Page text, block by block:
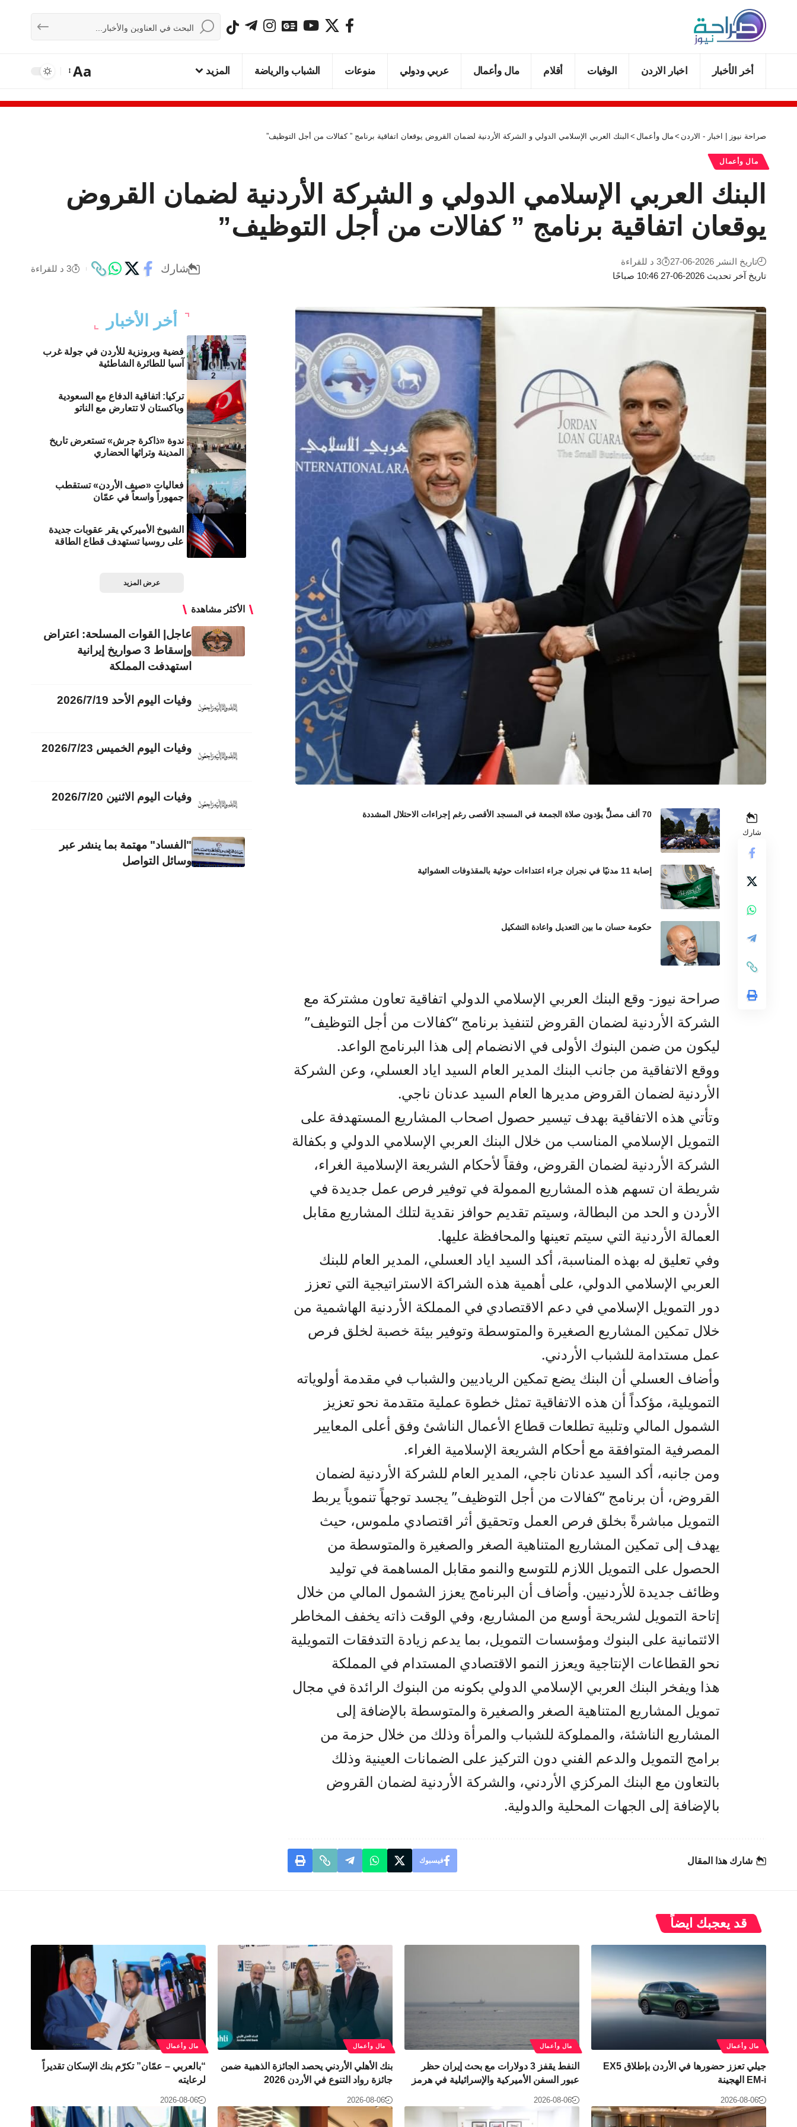
أخر الأخبار اخبار الاردن الوفيات أقلام مال وأعمال عربي ودولي منوعات الشباب والرياضة المزيد Aa
صراحة نيوز | اخبار - الاردن > مال وأعمال > البنك العربي الإسلامي الدولي و الشركة الأردنية لضمان القروض يوقعان اتفاقية برنامج ” كفالات من أجل التوظيف”
مال وأعمال
البنك العربي الإسلامي الدولي و الشركة الأردنية لضمان القروض
يوقعان اتفاقية برنامج ” كفالات من أجل التوظيف”
تاريخ آخر تحديث 2026-06-27 10:46 صباحًا
تاريخ النشر 2026-06-27 3 د للقراءة
شارك 3 د للقراءة
شارك
70 ألف مصلٍّ يؤدون صلاة الجمعة في المسجد الأقصى رغم إجراءات الاحتلال المشددة
إصابة 11 مدنيًا في نجران جراء اعتداءات حوثية بالمقذوفات العشوائية
حكومة حسان ما بين التعديل واعادة التشكيل
صراحة نيوز- وقع البنك العربي الإسلامي الدولي اتفاقية تعاون مشتركة مع
الشركة الأردنية لضمان القروض لتنفيذ برنامج “كفالات من أجل التوظيف”
ليكون من ضمن البنوك الأولى في الانضمام إلى هذا البرنامج الواعد.
ووقع الاتفاقية من جانب البنك المدير العام السيد اياد العسلي، وعن الشركة
الأردنية لضمان القروض مديرها العام السيد عدنان ناجي.
وتأتي هذه الاتفاقية بهدف تيسير حصول اصحاب المشاريع المستهدفة على
التمويل الإسلامي المناسب من خلال البنك العربي الإسلامي الدولي و بكفالة
الشركة الأردنية لضمان القروض، وفقاً لأحكام الشريعة الإسلامية الغراء،
شريطة ان تسهم هذه المشاريع الممولة في توفير فرص عمل جديدة في
الأردن و الحد من البطالة، وسيتم تقديم حوافز نقدية لتلك المشاريع مقابل
العمالة الأردنية التي سيتم تعينها والمحافظة عليها.
وفي تعليق له بهذه المناسبة، أكد السيد اياد العسلي، المدير العام للبنك
العربي الإسلامي الدولي، على أهمية هذه الشراكة الاستراتيجية التي تعزز
دور التمويل الإسلامي في دعم الاقتصادي في المملكة الأردنية الهاشمية من
خلال تمكين المشاريع الصغيرة والمتوسطة وتوفير بيئة خصبة لخلق فرص
عمل مستدامة للشباب الأردني.
وأضاف العسلي أن البنك يضع تمكين الرياديين والشباب في مقدمة أولوياته
التمويلية، مؤكداً أن هذه الاتفاقية تمثل خطوة عملية متقدمة نحو تعزيز
الشمول المالي وتلبية تطلعات قطاع الأعمال الناشئ وفق أعلى المعايير
المصرفية المتوافقة مع أحكام الشريعة الإسلامية الغراء.
ومن جانبه، أكد السيد عدنان ناجي، المدير العام للشركة الأردنية لضمان
القروض، أن برنامج “كفالات من أجل التوظيف” يجسد توجهاً تنموياً يربط
التمويل مباشرةً بخلق فرص العمل وتحقيق أثر اقتصادي ملموس، حيث
يهدف إلى تمكين المشاريع المتناهية الصغر والصغيرة والمتوسطة من
الحصول على التمويل اللازم للتوسع والنمو مقابل المساهمة في توليد
وظائف جديدة للأردنيين. وأضاف أن البرنامج يعزز الشمول المالي من خلال
إتاحة التمويل لشريحة أوسع من المشاريع، وفي الوقت ذاته يخفف المخاطر
الائتمانية على البنوك ومؤسسات التمويل، بما يدعم زيادة التدفقات التمويلية
نحو القطاعات الإنتاجية ويعزز النمو الاقتصادي المستدام في المملكة
هذا ويفخر البنك العربي الإسلامي الدولي بكونه من البنوك الرائدة في مجال
تمويل المشاريع المتناهية الصغر والصغيرة والمتوسطة بالإضافة إلى
المشاريع الناشئة، والمملوكة للشباب والمرأة وذلك من خلال حزمة من
برامج التمويل والدعم الفني دون التركيز على الضمانات العينية وذلك
بالتعاون مع البنك المركزي الأردني، والشركة الأردنية لضمان القروض
بالإضافة إلى الجهات المحلية والدولية.
شارك هذا المقال فيسبوك
أخر الأخبار
فضية وبرونزية للأردن في جولة غرب
آسيا للطائرة الشاطئية
تركيا: اتفاقية الدفاع مع السعودية
وباكستان لا تتعارض مع الناتو
ندوة «ذاكرة جرش» تستعرض تاريخ
المدينة وتراثها الحضاري
فعاليات «صيف الأردن» تستقطب
جمهوراً واسعاً في عمّان
الشيوخ الأميركي يقر عقوبات جديدة
على روسيا تستهدف قطاع الطاقة
عرض المزيد
الأكثر مشاهدة
عاجل| القوات المسلحة: اعتراض
وإسقاط 3 صواريخ إيرانية
استهدفت المملكة
وفيات اليوم الأحد 2026/7/19
وفيات اليوم الخميس 2026/7/23
وفيات اليوم الاثنين 2026/7/20
"الفساد" مهتمة بما ينشر عبر
وسائل التواصل
قد يعجبك ايضاً
مال وأعمال
جيلي تعزز حضورها في الأردن بإطلاق EX5
EM-i الهجينة
2026-08-06
مال وأعمال
النفط يقفز 3 دولارات مع بحث إيران حظر
عبور السفن الأميركية والإسرائيلية في هرمز
2026-08-06
مال وأعمال
بنك الأهلي الأردني يحصد الجائزة الذهبية ضمن
جائزة رواد التنوع في الأردن 2026
2026-08-06
مال وأعمال
“بالعربي – عمّان” تكرّم بنك الإسكان تقديراً
لرعايته
2026-08-06